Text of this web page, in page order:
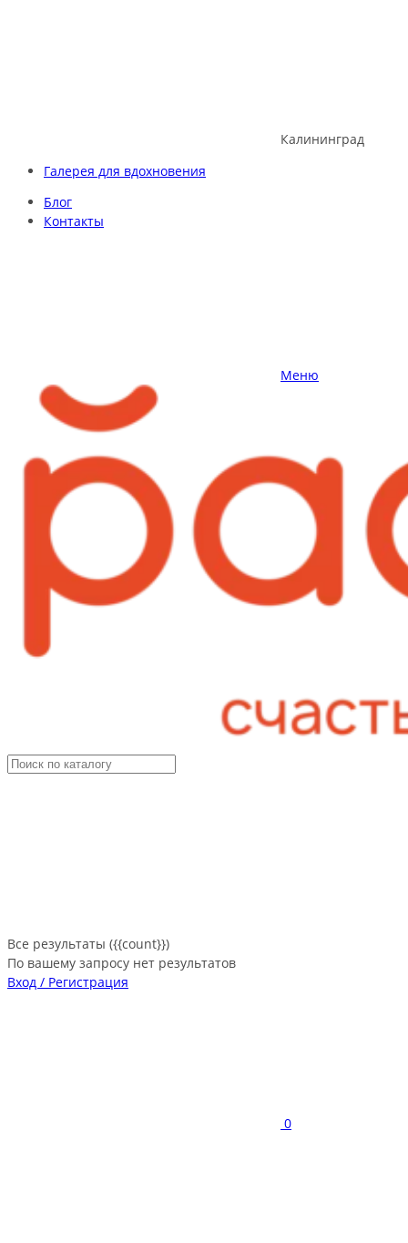
Калининград
Галерея для вдохновения
Блог
Контакты
Меню
Все результаты ({{count}})
По вашему запросу нет результатов
Вход / Регистрация
0